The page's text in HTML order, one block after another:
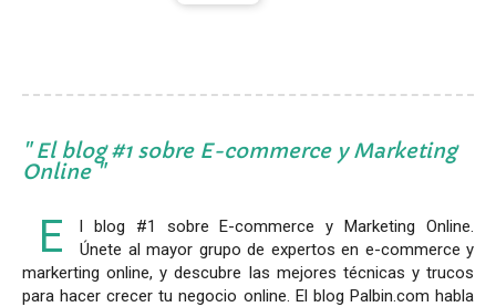
El blog #1 sobre E-commerce y Marketing
Online
E
l blog #1 sobre E-commerce y Marketing Online.
Únete al mayor grupo de expertos en e-commerce y
markerting online, y descubre las mejores técnicas y trucos
para hacer crecer tu negocio online. El blog Palbin.com habla